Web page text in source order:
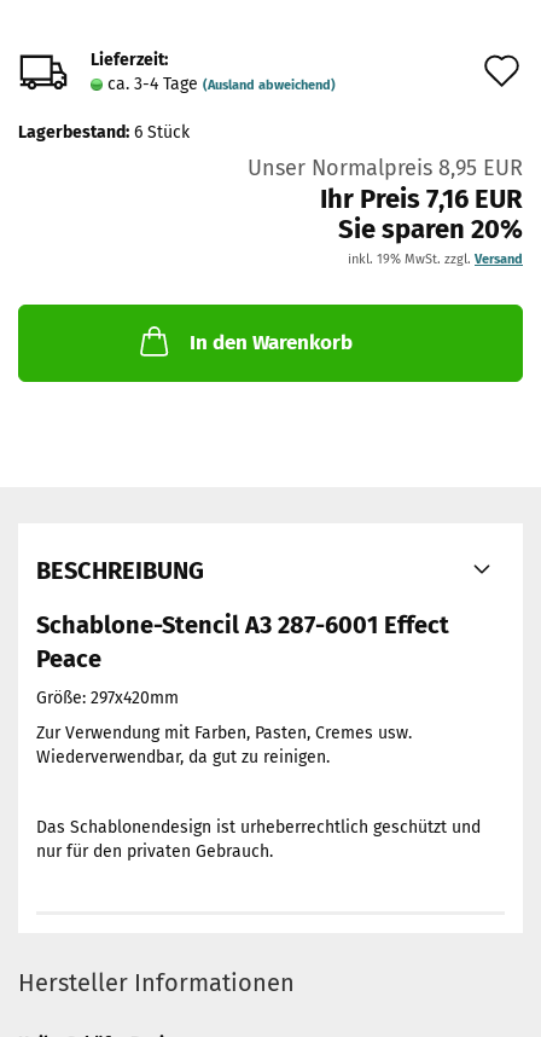
Lieferzeit:
ca. 3-4 Tage (Ausland abweichend)
Lagerbestand: 6 Stück
Unser Normalpreis 8,95 EUR
Ihr Preis 7,16 EUR
Sie sparen 20%
inkl. 19% MwSt. zzgl. Versand
In den Warenkorb
BESCHREIBUNG
Schablone-Stencil A3 287-6001 Effect
Peace
Größe: 297x420mm
Zur Verwendung mit Farben, Pasten, Cremes usw.
Wiederverwendbar, da gut zu reinigen.
Das Schablonendesign ist urheberrechtlich geschützt und
nur für den privaten Gebrauch.
Hersteller Informationen